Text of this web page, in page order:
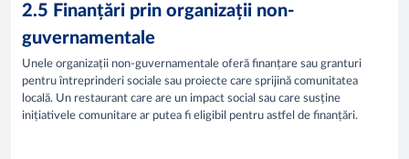
2.5 Finanțări prin organizații non-
guvernamentale
Unele organizații non-guvernamentale oferă finanțare sau granturi
pentru întreprinderi sociale sau proiecte care sprijină comunitatea
locală. Un restaurant care are un impact social sau care susține
inițiativele comunitare ar putea fi eligibil pentru astfel de finanțări.